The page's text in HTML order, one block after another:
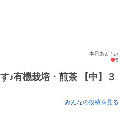
本日あと 5点
5
♪有機栽培・煎茶 【中】３
みんなの投稿を見る